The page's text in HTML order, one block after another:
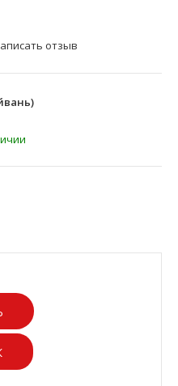
отзыв